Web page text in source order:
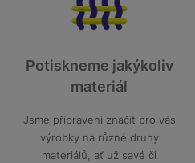
Potiskneme jakýkoliv
materiál
Jsme připraveni značit pro vás
výrobky na různé druhy
materiálů, ať už savé či